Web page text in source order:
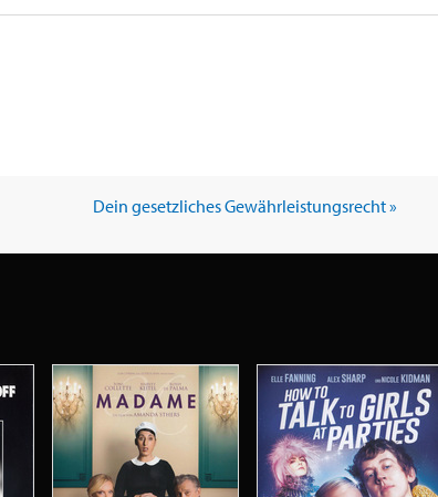
Dein gesetzliches Gewährleistungsrecht »